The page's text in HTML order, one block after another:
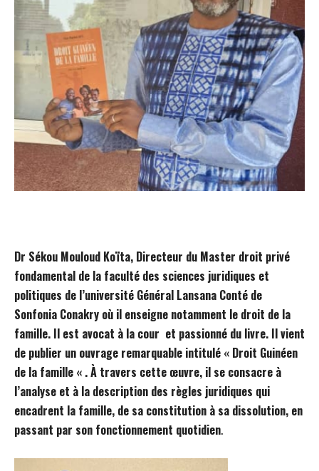
Dr Sékou Mouloud Koïta, Directeur du Master droit privé
fondamental de la faculté des sciences juridiques et
politiques de l’université Général Lansana Conté de
Sonfonia Conakry où il enseigne notamment le droit de la
famille. Il est avocat à la cour et passionné du livre. Il vient
de publier un ouvrage remarquable intitulé « Droit Guinéen
de la famille « . À travers cette œuvre, il se consacre à
l’analyse et à la description des règles juridiques qui
encadrent la famille, de sa constitution à sa dissolution, en
passant par son fonctionnement quotidien.